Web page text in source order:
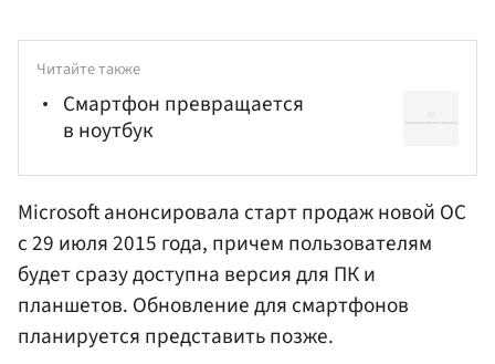
Читайте также
Смартфон превращается
в ноутбук
Microsoft анонсировала старт продаж новой ОС
с 29 июля 2015 года, причем пользователям
будет сразу доступна версия для ПК и
планшетов. Обновление для смартфонов
планируется представить позже.